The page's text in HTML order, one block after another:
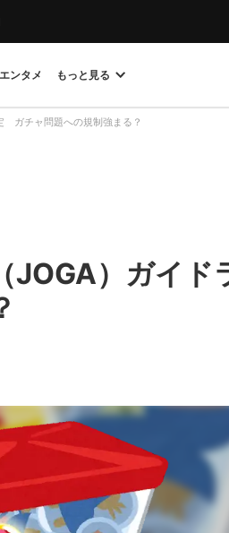
エンタメ もっと見る
ガチャ問題への規制強まる？
JOGA）ガイ